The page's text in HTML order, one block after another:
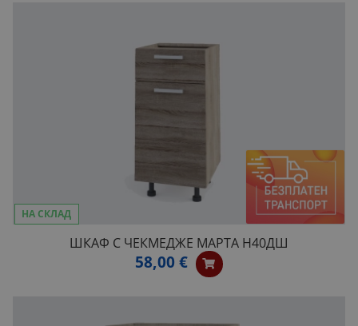
НА СКЛАД
ШКАФ С ЧЕКМЕДЖЕ МАРТА Н40ДШ
58,00 €